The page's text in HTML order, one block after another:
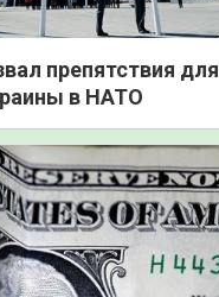
препятствия для
в НАТО